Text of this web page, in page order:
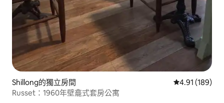
Shillong的獨立房間 從 189 則評價
4.91 (189)
Russet：1960年壁龕式套房公寓